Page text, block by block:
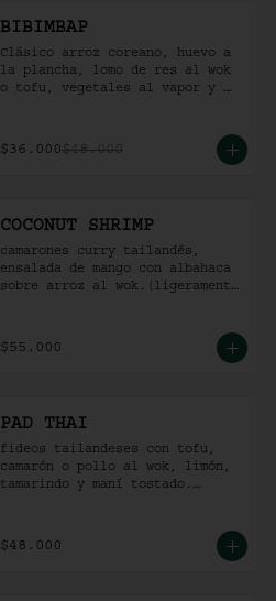
BIBIMBAP
Clásico arroz coreano, huevo a
la plancha, lomo de res al wok
o tofu, vegetales al vapor y
$36.000$48.000
COCONUT SHRIMP
camarones curry tailandés,
ensalada de mango con albahaca
sobre arroz al wok.(ligeramente
$55.000
PAD THAI
fideos tailandeses con tofu,
camarón o pollo al wok, limón,
tamarindo y maní tostado.
$48.000